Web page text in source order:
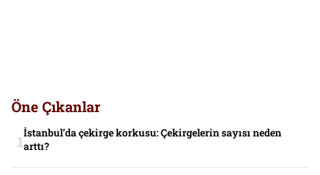
Öne Çıkanlar
İstanbul’da çekirge korkusu: Çekirgelerin sayısı neden
arttı?